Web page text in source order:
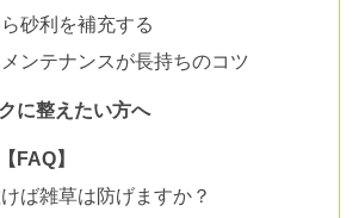
砂利を補充する
ンテナンスが長持ちのコツ
に整えたい方へ
FAQ】
ば雑草は防げますか？